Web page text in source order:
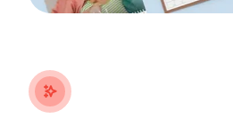
stars_plus